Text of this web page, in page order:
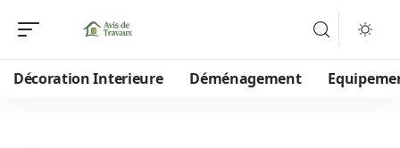
Décoration Interieure Déménagement